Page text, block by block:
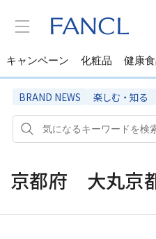
キャンペーン 化粧品 健康
BRAND NEWS 楽しむ・知る
京都府 大丸京